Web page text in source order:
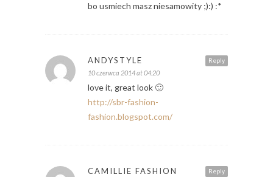
bo usmiech masz niesamowity ;):) :*
Reply
ANDYSTYLE
10 czerwca 2014 at 04:20
love it, great look 🙂
http://sbr-fashion-
fashion.blogspot.com/
Reply
CAMILLIE FASHION